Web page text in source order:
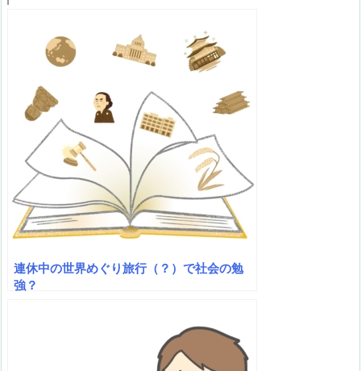
連休中の世界めぐり旅行（？）で社会の勉
強？